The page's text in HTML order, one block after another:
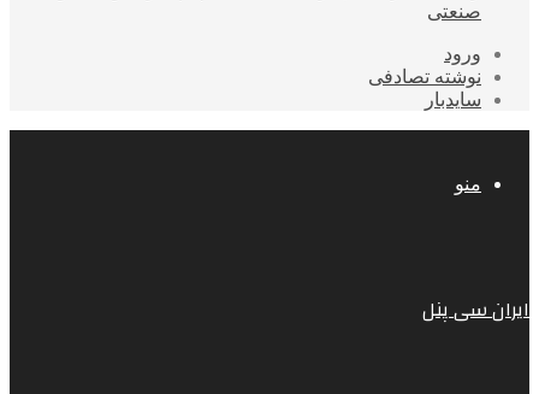
صنعتی
ورود
نوشته تصادفی
سایدبار
منو
ایران سی پنل